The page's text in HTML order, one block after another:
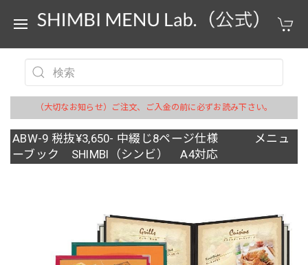
（大切なお知らせ）ご注文、ご入金の前に必ずお読み下さい。
ABW-9 税抜¥3,650- 中綴じ8ページ仕様 メニュ
ーブック SHIMBI（シンビ） A4対応